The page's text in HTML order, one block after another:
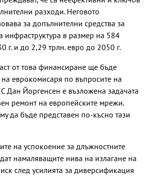
разходи. Неговото
за допълнителни средства за
инфраструктура в размер на 584
г. и до 2,29 трлн. евро до 2050 г.
от това финансиране ще бъде
еврокомисаря по въпросите на
Дан Йоргенсен е възложена задачата
ремонт на европейските мрежи.
да бъде представен по-късно тази
на успокоение за длъжностните
намаляващите нива на излагане на
след усилията за диверсификация